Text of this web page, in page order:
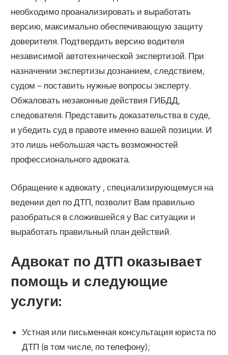
необходимо проанализировать и выработать
версию, максимально обеспечивающую защиту
доверителя. Подтвердить версию водителя
независимой автотехнической экспертизой. При
назначении экспертизы дознанием, следствием,
судом – поставить нужные вопросы эксперту.
Обжаловать незаконные действия ГИБДД,
следователя. Представить доказательства в суде,
и убедить суд в правоте именно вашей позиции. И
это лишь небольшая часть возможностей
профессионального адвоката.
Обращение к адвокату , специализирующемуся на
ведении дел по ДТП, позволит Вам правильно
разобраться в сложившейся у Вас ситуации и
выработать правильный план действий.
Адвокат по ДТП оказывает
помощь и следующие
услуги:
Устная или письменная консультация юриста по
ДТП (в том числе, по телефону);